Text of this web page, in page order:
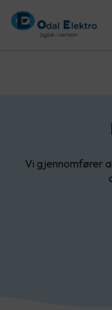
Vi gjennomfører